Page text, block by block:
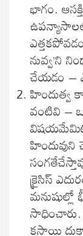
భాగం.
నువ్వ’ని
చేయడం –
హిందుత్వ
వంటివి –
క్రైసిస్
సాధించారు.
కసాయి